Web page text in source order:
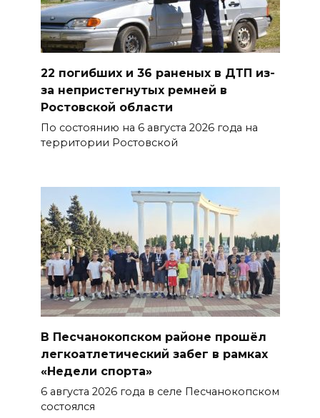
отметят День физкультурника
07 августа 2026 19:19
В Таганроге из-за аварии
отключили свет на четырех
улицах
07 августа 2026 18:42
2000 жителей бесплатно
осваивают новые профессии
07 августа 2026 18:38
Бесплатные путевки для 17
тысяч детей: в Ростовской
области продолжается
07 августа 2026 18:30
Судьба аварийного особняка
в донской столице
22 погибших и 36 раненых в ДТП из-
за непристегнутых ремней в
Ростовской области
По состоянию на 6 августа 2026 года на
территории Ростовской
В Песчанокопском районе прошёл
легкоатлетический забег в рамках
«Недели спорта»
6 августа 2026 года в селе Песчанокопском
состоялся